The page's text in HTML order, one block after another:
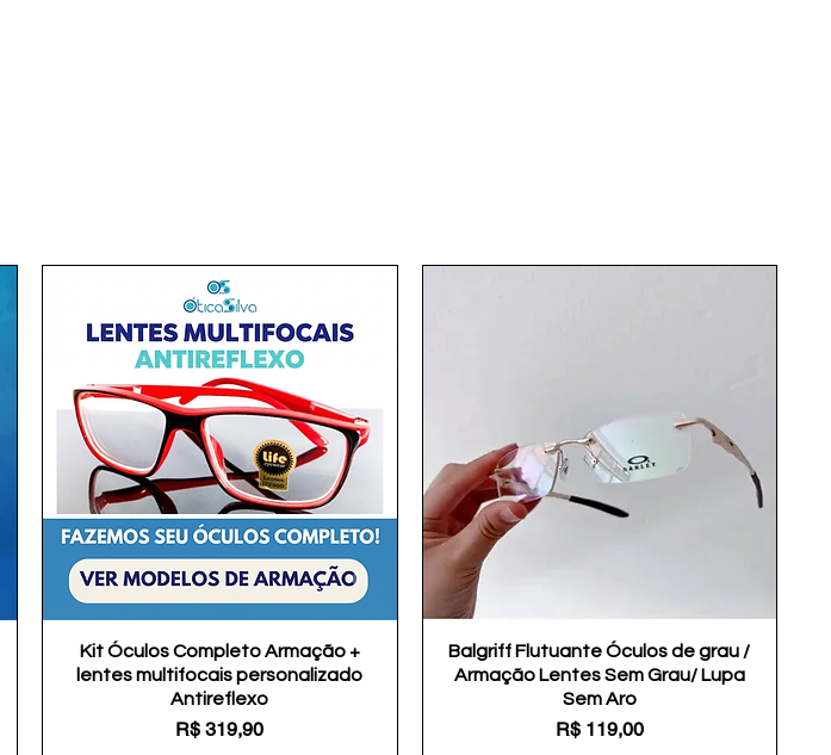
Visualização rápida
Kit Óculos Completo Armação +
lentes multifocais personalizado
Antireflexo
Preço
R$ 319,90
Visualização rápida
Balgriff Flutuante Óculos de grau /
Armação Lentes Sem Grau/ Lupa
Sem Aro
Preço
R$ 119,00